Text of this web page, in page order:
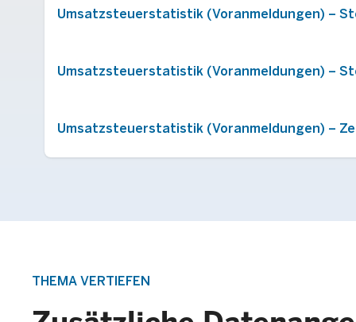
Umsatzsteuerstatistik (Voranmeldungen) –
Umsatzsteuerstatistik (Voranmeldungen) –
Umsatzsteuerstatistik (Voranmeldungen) –
THEMA VERTIEFEN